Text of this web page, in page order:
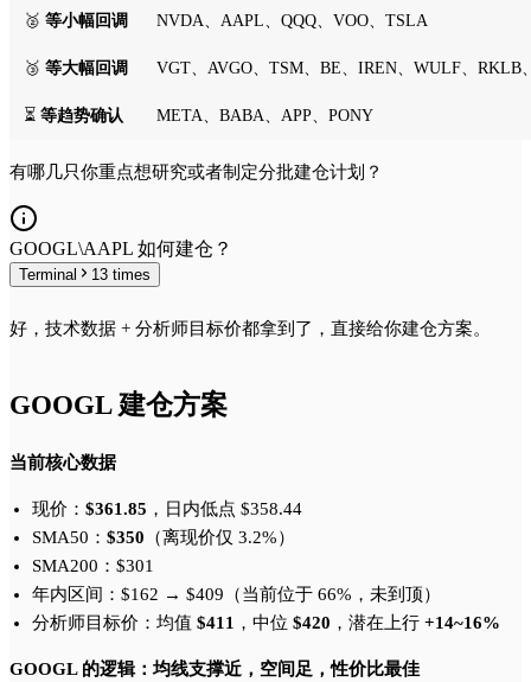
🥈 等小幅回调 NVDA、AAPL、QQQ、VOO、TSLA
🥉 等大幅回调 VGT、AVGO、TSM、BE、IREN、WULF、RKLB
⏳ 等趋势确认 META、BABA、APP、PONY
有哪几只你重点想研究或者制定分批建仓计划？
GOOGL\AAPL 如何建仓？
Terminal 13 times
好，技术数据 + 分析师目标价都拿到了，直接给你建仓方案。
GOOGL 建仓方案
当前核心数据
现价： $361.85 ，日内低点 $358.44
SMA50： $350 （离现价仅 3.2%）
SMA200：$301
年内区间：$162 → $409（当前位于 66%，未到顶）
分析师目标价：均值 $411 ，中位 $420 ，潜在上行 +14~16%
GOOGL 的逻辑：均线支撑近，空间足，性价比最佳